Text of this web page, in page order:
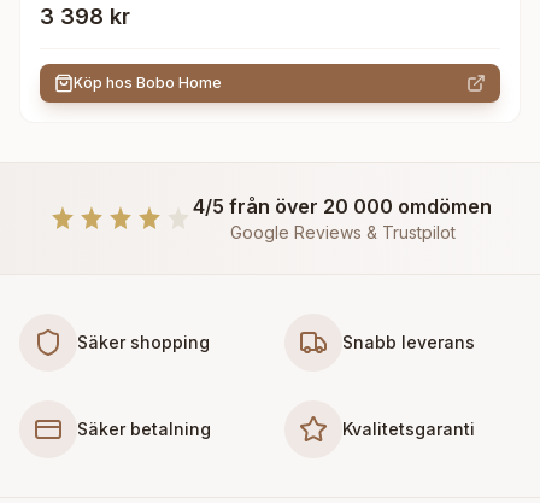
3 398 kr
Köp hos Bobo Home
4/5 från över 20 000 omdömen
Google Reviews & Trustpilot
Säker shopping Snabb leverans
Säker betalning Kvalitetsgaranti